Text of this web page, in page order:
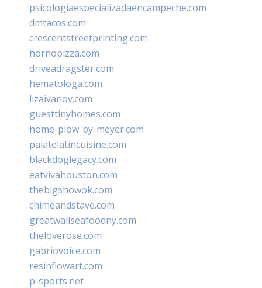
psicologiaespecializadaencampeche.com
dmtacos.com
crescentstreetprinting.com
hornopizza.com
driveadragster.com
hematologa.com
lizaivanov.com
guesttinyhomes.com
home-plow-by-meyer.com
palatelatincuisine.com
blackdoglegacy.com
eatvivahouston.com
thebigshowok.com
chimeandstave.com
greatwallseafoodny.com
theloverose.com
gabriovoice.com
resinflowart.com
p-sports.net